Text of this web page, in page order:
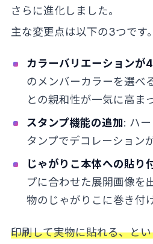
さらに進化しました。
主な変更点は以下の3つです。
カラーバリエーション
のメンバーカラーを選べ
との親和性が一気に高ま
スタンプ機能の追加: ハ
タンプでデコレーション
じゃがりこ本体への貼り
プに合わせた展開画像を
物のじゃがりこに巻き付
印刷して実物に貼れる、と